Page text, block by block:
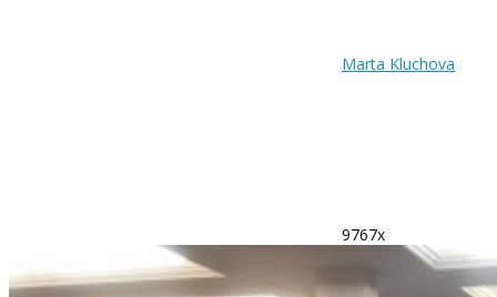
Marta Kluchova
9767x